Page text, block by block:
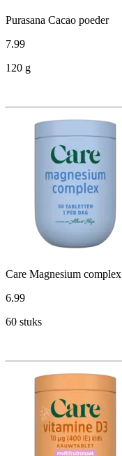
Purasana Cacao poeder
7.99
120 g
Care Magnesium complex
6.99
60 stuks